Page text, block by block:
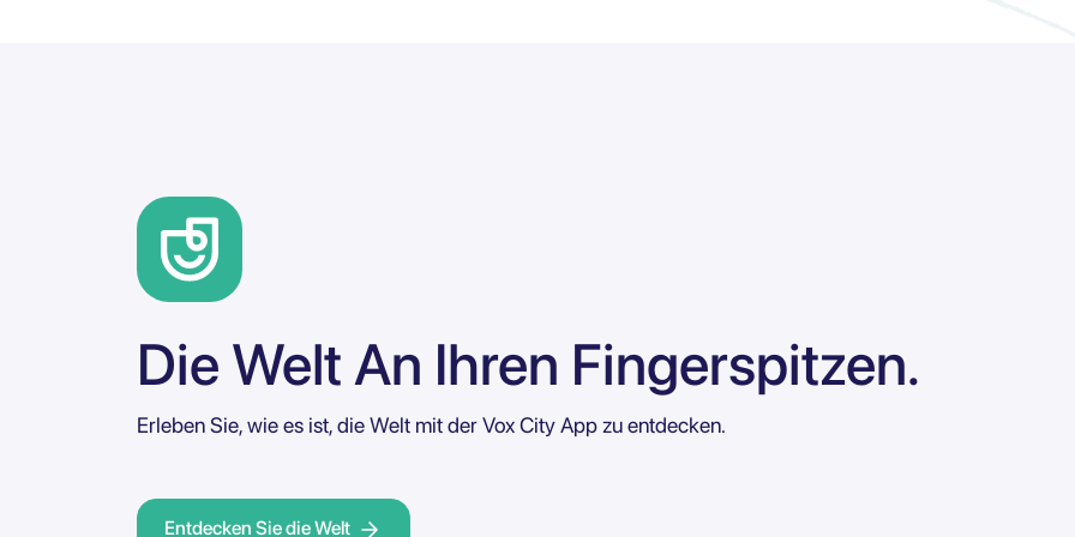
Die Welt An Ihren Fingerspitzen.
Erleben Sie, wie es ist, die Welt mit der Vox City App zu entdecken.
Entdecken Sie die Welt